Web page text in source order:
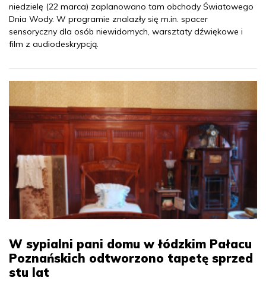
niedzielę (22 marca) zaplanowano tam obchody Światowego
Dnia Wody. W programie znalazły się m.in. spacer
sensoryczny dla osób niewidomych, warsztaty dźwiękowe i
film z audiodeskrypcją.
W sypialni pani domu w łódzkim Pałacu
Poznańskich odtworzono tapetę sprzed
stu lat